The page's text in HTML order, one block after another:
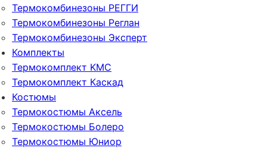
Термокомбинезоны РЕГГИ
Термокомбинезоны Реглан
Термокомбинезоны Эксперт
Комплекты
Термокомплект KMC
Термокомплект Каскад
Костюмы
Термокостюмы Аксель
Термокостюмы Болеро
Термокостюмы Юниор